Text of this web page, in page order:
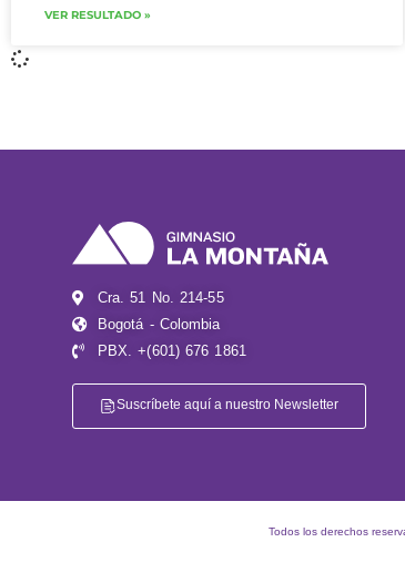
VER RESULTADO »
Cra. 51 No. 214-55
Bogotá - Colombia
PBX. +(601) 676 1861
Suscríbete aquí a nuestro Newsletter
Todos los derechos